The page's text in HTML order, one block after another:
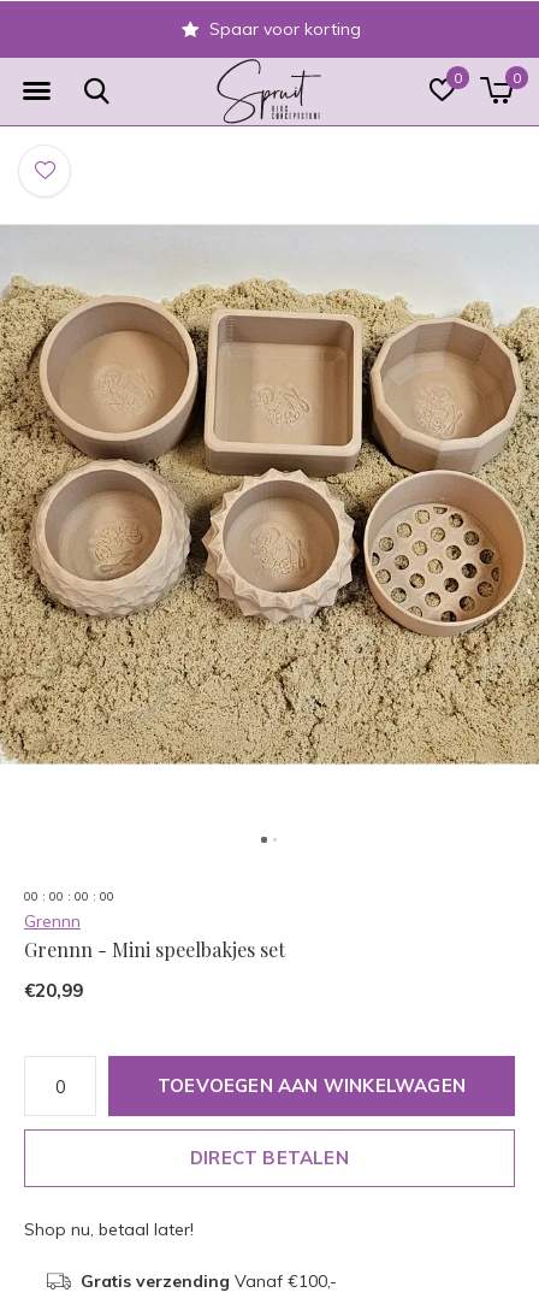
0 0
Spaar voor korting
00 : 00 : 00 : 00
Grennn
Grennn - Mini speelbakjes set
€20,99
TOEVOEGEN AAN WINKELWAGEN
DIRECT BETALEN
Shop nu, betaal later!
Gratis verzending Vanaf €100,-